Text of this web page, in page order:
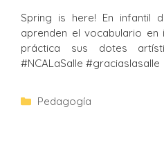
Spring is here! En infantil
aprenden el vocabulario en
práctica sus dotes
#NCALaSalle #graciaslasalle
Pedagogía